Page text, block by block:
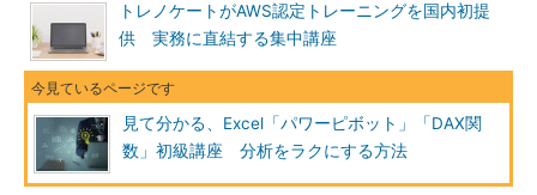
トレノケートがAWS認定トレーニングを国内初提
供 実務に直結する集中講座
見て分かる、Excel「パワーピボット」「DAX関
数」初級講座 分析をラクにする方法